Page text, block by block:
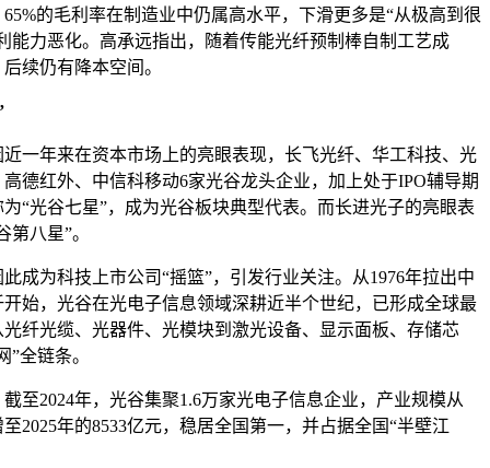
的毛利率在制造业中仍属高水平，下滑更多是“从极高到很
能力恶化。高承远指出，随着传能光纤预制棒自制工艺成
续仍有降本空间。
年来在资本市场上的亮眼表现， 长飞光纤、 华工科技、 光
高德红外、中信科移动6家光谷龙头企业，加上处于IPO辅导期
“光谷七星”，成为光谷板块典型代表。而长进光子的亮眼表
第八星”。
为科技上市公司“摇篮”，引发行业关注。从1976年拉出中
始，光谷在光电子信息领域深耕近半个世纪，已形成全球最
纤光缆、光器件、光模块到 激光设备、显示面板、 存储芯
”全链条。
2024年，光谷集聚1.6万家光电子信息企业，产业规模从
至2025年的8533亿元，稳居全国第一，并占据全国“半壁江